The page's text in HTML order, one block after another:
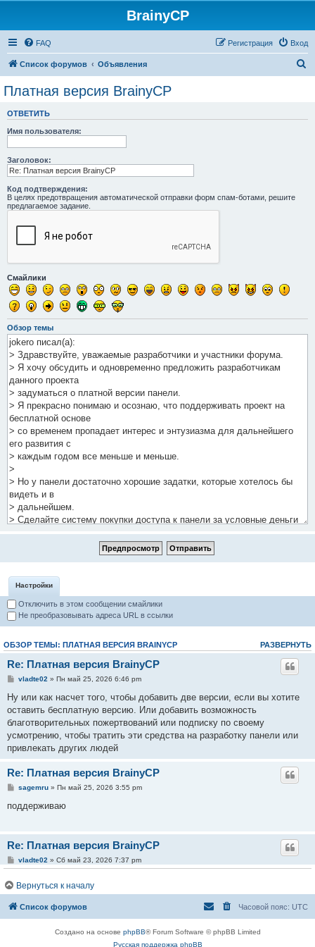
BrainyCP
FAQ Вход
Регистрация
Список форумов Объявления
Платная версия BrainyCP
ОТВЕТИТЬ
Имя пользователя:
Заголовок:
Код подтверждения:
В целях предотвращения автоматической отправки форм спам-ботами, решите
предлагаемое задание.
Смайлики
Обзор темы
Настройки
Отключить в этом сообщении смайлики
Не преобразовывать адреса URL в ссылки
РАЗВЕРНУТЬ
ОБЗОР ТЕМЫ: ПЛАТНАЯ ВЕРСИЯ BRAINYCP
Re: Платная версия BrainyCP
vladte02 » Пн май 25, 2026 6:46 pm
Ну или как насчет того, чтобы добавить две версии, если вы хотите
оставить бесплатную версию. Или добавить возможность
благотворительных пожертвований или подписку по своему
усмотрению, чтобы тратить эти средства на разработку панели или
привлекать других людей
Re: Платная версия BrainyCP
sagemru» Пн май 25, 2026 3:55 pm
поддерживаю
Re: Платная версия BrainyCP
vladte02 » Сб май 23, 2026 7:37 pm
моменты, которые мне очень не нравятся, и мы были бы готовы
платить дополнительные средства за поддержку панели, все
оперативную поддержку
Вернуться к началу
Список форумов Часовой пояс: UTC
Создано на основе phpBB® Forum Software © phpBB Limited
Русская поддержка phpBB